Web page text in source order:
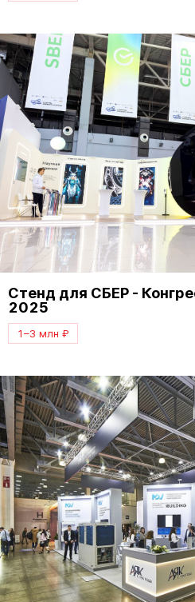
Стенд для СБЕР -
2025
1–3 млн ₽